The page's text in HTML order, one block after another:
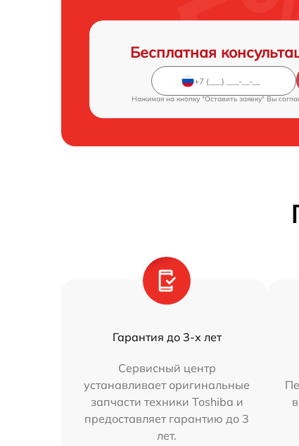
Бесплатная
Нажимая на кнопку "Оставить заявку" Вы
Гарантия до 3-х лет
Сервисный центр
устанавливает оригинальные
запчасти техники Toshiba и
предоставляет гарантию до 3
лет.